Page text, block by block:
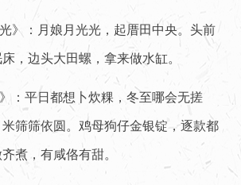
》：月娘月光光，起厝田中央。头前
，边头大田螺，拿来做水缸。
：平日都想卜炊粿，冬至哪会无搓
筛筛依圆。鸡母狗仔金银锭，逐款都
煮，有咸佫有甜。